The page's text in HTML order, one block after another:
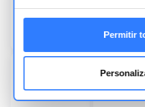
Permitir